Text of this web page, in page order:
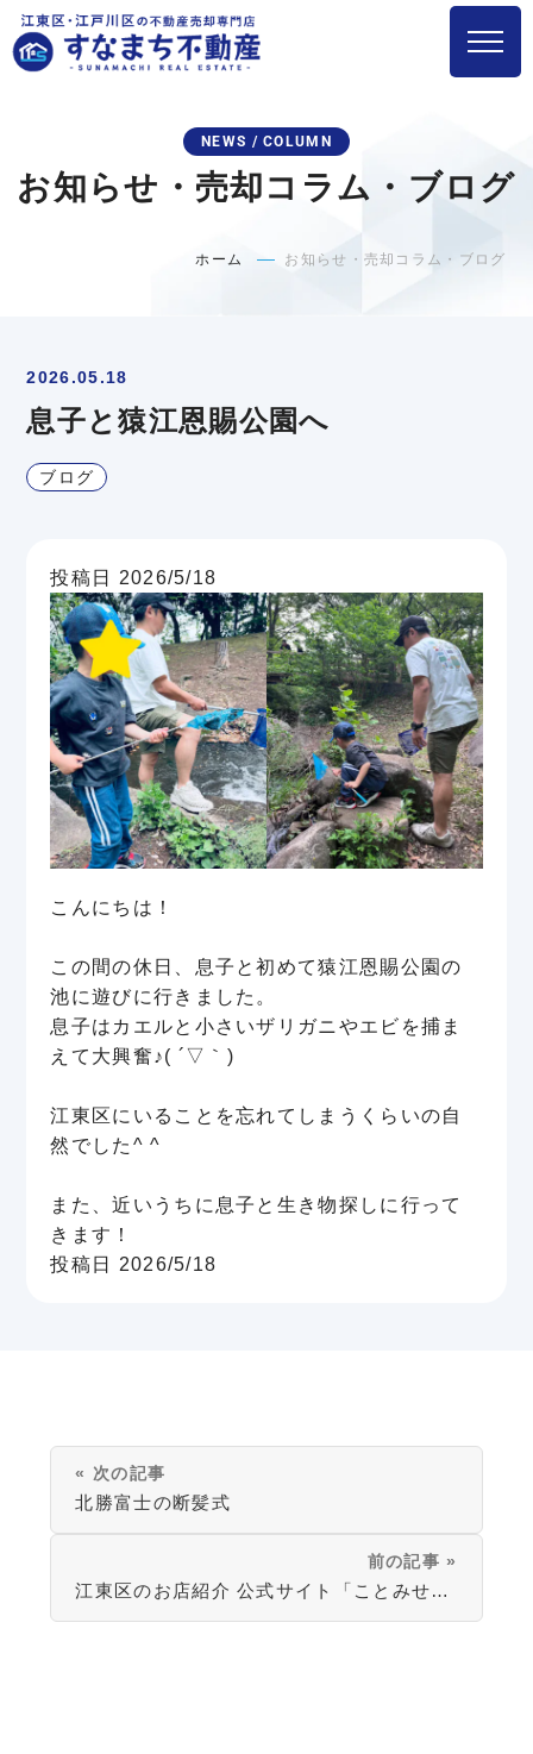
NEWS / COLUMN
お知らせ・売却コラム・ブログ
ホーム お知らせ・売却コラム・ブログ
2026.05.18
息子と猿江恩賜公園へ
ブログ
投稿日 2026/5/18
こんにちは！
この間の休日、息子と初めて猿江恩賜公園の
池に遊びに行きました。
息子はカエルと小さいザリガニやエビを捕ま
えて大興奮♪( ´▽｀)
江東区にいることを忘れてしまうくらいの自
然でした^ ^
また、近いうちに息子と生き物探しに行って
きます！
投稿日 2026/5/18
« 次の記事
北勝富士の断髪式
前の記事 »
江東区のお店紹介 公式サイト「ことみせ」掲載